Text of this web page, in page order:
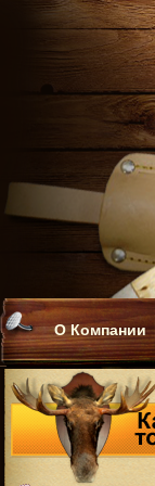
О Компании